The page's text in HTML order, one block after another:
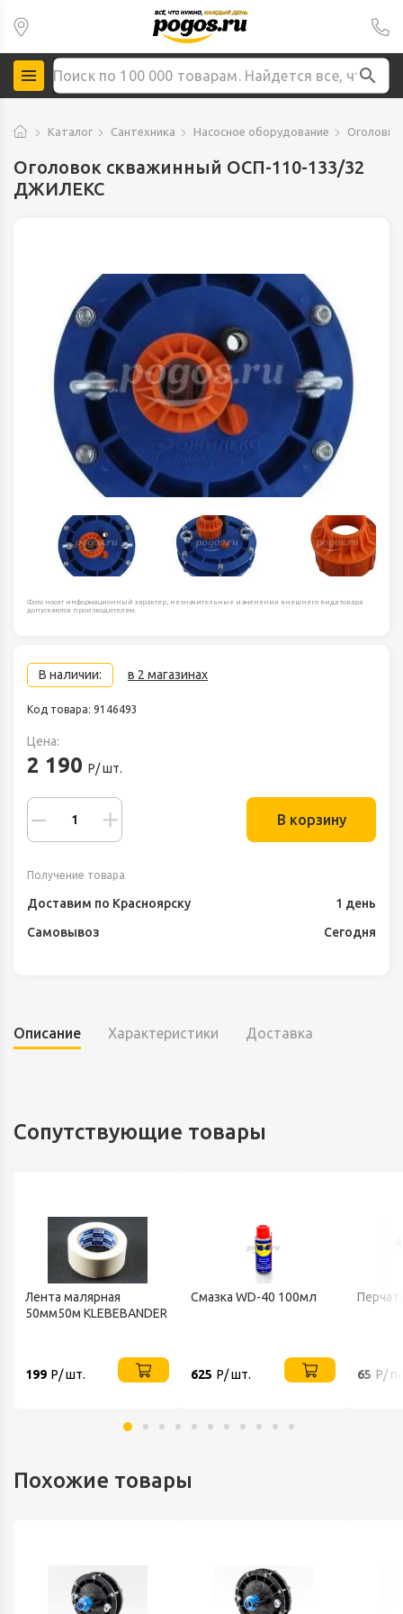
Каталог Сантехника Насосное оборудование
Оголовок скважинный OCП-110-133/32
ДЖИЛЕКС
Фото носят информационный характер, незначительные изменения внешнего вида товара
допускаются производителем.
В наличии: в 2 магазинах
Код товара: 9146493
Цена:
2 190 Р/ шт.
В корзину
Получение товара
Доставим по Красноярску
1 день
Самовывоз
Сегодня
Описание Характеристики Доставка
Сопутствующие товары
Лента малярная
50мм50м KLEBEBANDER
199 Р/ шт.
Смазка WD-40 100мл
625 Р/ шт. 65 Р/
Похожие товары